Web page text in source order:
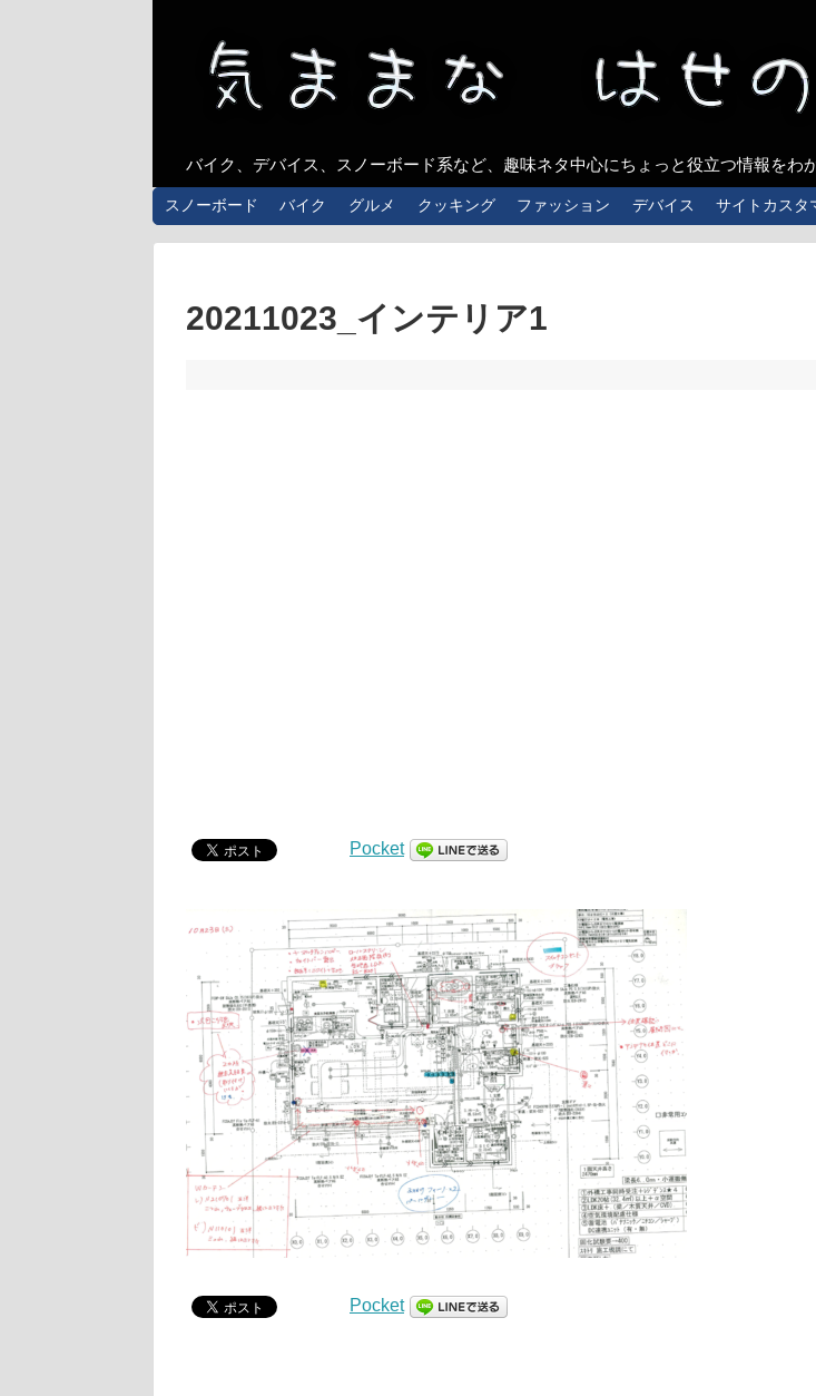
バイク、デバイス、スノーボード系など、趣味ネタ中心にちょっと役立つ情報をわ
スノーボード バイク グルメ クッキング ファッション デバイス サイトカスタ
20211023_インテリア1
Pocket
Pocket